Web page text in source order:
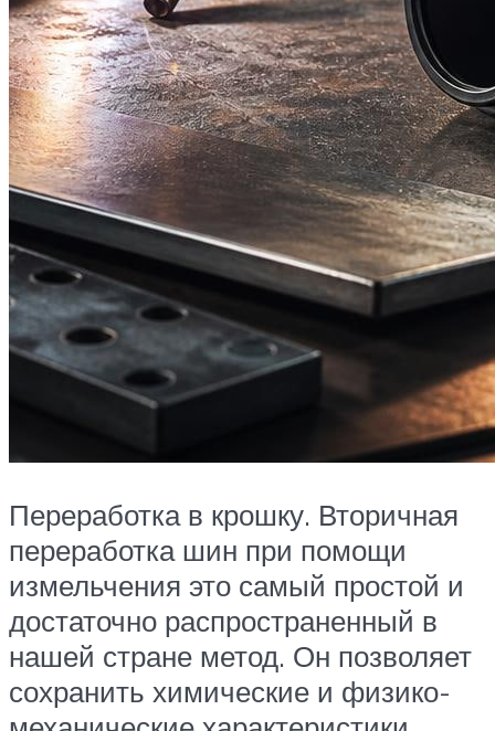
Переработка в крошку. Вторичная
переработка шин при помощи
измельчения это самый простой и
достаточно распространенный в
нашей стране метод. Он позволяет
сохранить химические и физико-